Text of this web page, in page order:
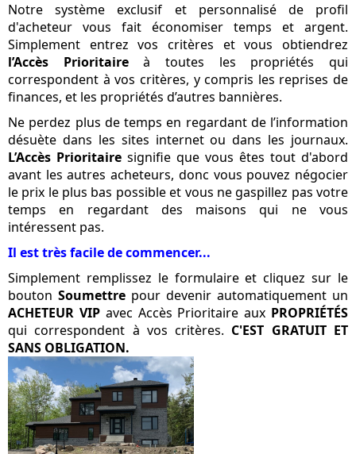
Notre système exclusif et personnalisé de profil
d'acheteur vous fait économiser temps et argent.
Simplement entrez vos critères et vous obtiendrez
l’Accès Prioritaireà toutes les propriétés qui
correspondent à vos critères, y compris les reprises de
finances, et les propriétés d’autres bannières.
Ne perdez plus de temps en regardant de l’information
désuète dans les sites internet ou dans les journaux.
L’Accès Prioritaire signifie que vous êtes tout d'abord
avant les autres acheteurs, donc vous pouvez négocier
le prix le plus bas possible et vous ne gaspillez pas votre
temps en regardant des maisons qui ne vous
intéressent pas.
Il est très facile de commencer...
Simplement remplissez le formulaire et cliquez sur le
bouton Soumettre pour devenir automatiquement un
ACHETEUR VIPavec Accès Prioritaire aux PROPRIÉTÉS
qui correspondent à vos critères. C'EST GRATUIT ET
SANS OBLIGATION.